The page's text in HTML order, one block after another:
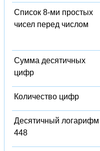
Список 8-ми простых
чисел перед числом
Сумма десятичных
цифр
Количество цифр
Десятичный логарифм
448